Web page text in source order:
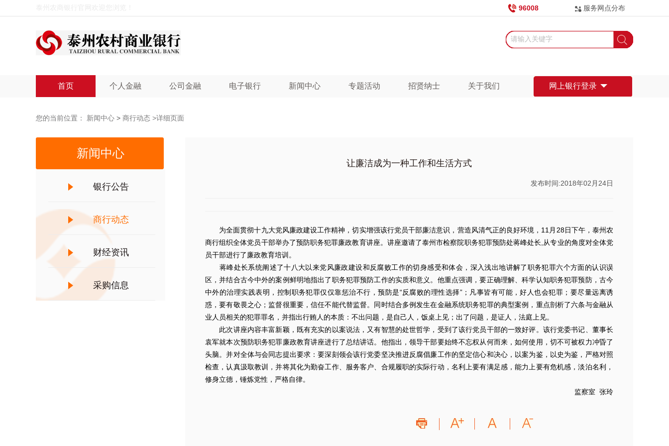
96008 服务网点分布
首页 个人金融 公司金融 电子银行 新闻中心 专题活动 招贤纳士 关于我们 网上银行登录
新闻中心
银行公告
商行动态
财经资讯
采购信息
您的当前位置： 新闻中心 > 商行动态 >详细页面
让廉洁成为一种工作和生活方式
发布时间:2018年02月24日
为全面贯彻十九大党风廉政建设工作精神，切实增强该行党员干部廉洁意识，营造风清气正的良好环境，11月28日下午，泰州农
商行组织全体党员干部举办了预防职务犯罪廉政教育讲座。讲座邀请了泰州市检察院职务犯罪预防处蒋峰处长,从专业的角度对全体党
员干部进行了廉政教育培训。
蒋峰处长系统阐述了十八大以来党风廉政建设和反腐败工作的切身感受和体会，深入浅出地讲解了职务犯罪六个方面的认识误
区，并结合古今中外的案例鲜明地指出了职务犯罪预防工作的实质和意义。他重点强调，要正确理解、科学认知职务犯罪预防，古今
中外的治理实践表明，控制职务犯罪仅仅靠惩治不行，预防是“反腐败的理性选择”；凡事皆有可能，好人也会犯罪；要尽量远离诱
惑，要有敬畏之心；监督很重要，信任不能代替监督。同时结合多例发生在金融系统职务犯罪的典型案例，重点剖析了六条与金融从
业人员相关的犯罪罪名，并指出行贿人的本质：不出问题，是自己人，饭桌上见；出了问题，是证人，法庭上见。
此次讲座内容丰富新颖，既有充实的以案说法，又有智慧的处世哲学，受到了该行党员干部的一致好评。该行党委书记、董事长
袁军就本次预防职务犯罪廉政教育讲座进行了总结讲话。他指出，领导干部要始终不忘权从何而来，如何使用，切不可被权力冲昏了
头脑。并对全体与会同志提出要求：要深刻领会该行党委坚决推进反腐倡廉工作的坚定信心和决心，以案为鉴，以史为鉴，严格对照
检查，认真汲取教训，并将其化为勤奋工作、服务客户、合规履职的实际行动，名利上要有满足感，能力上要有危机感，淡泊名利，
修身立德，锤炼党性，严格自律。
监察室 张玲